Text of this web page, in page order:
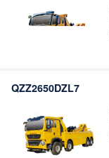
QZZ2650DZL7